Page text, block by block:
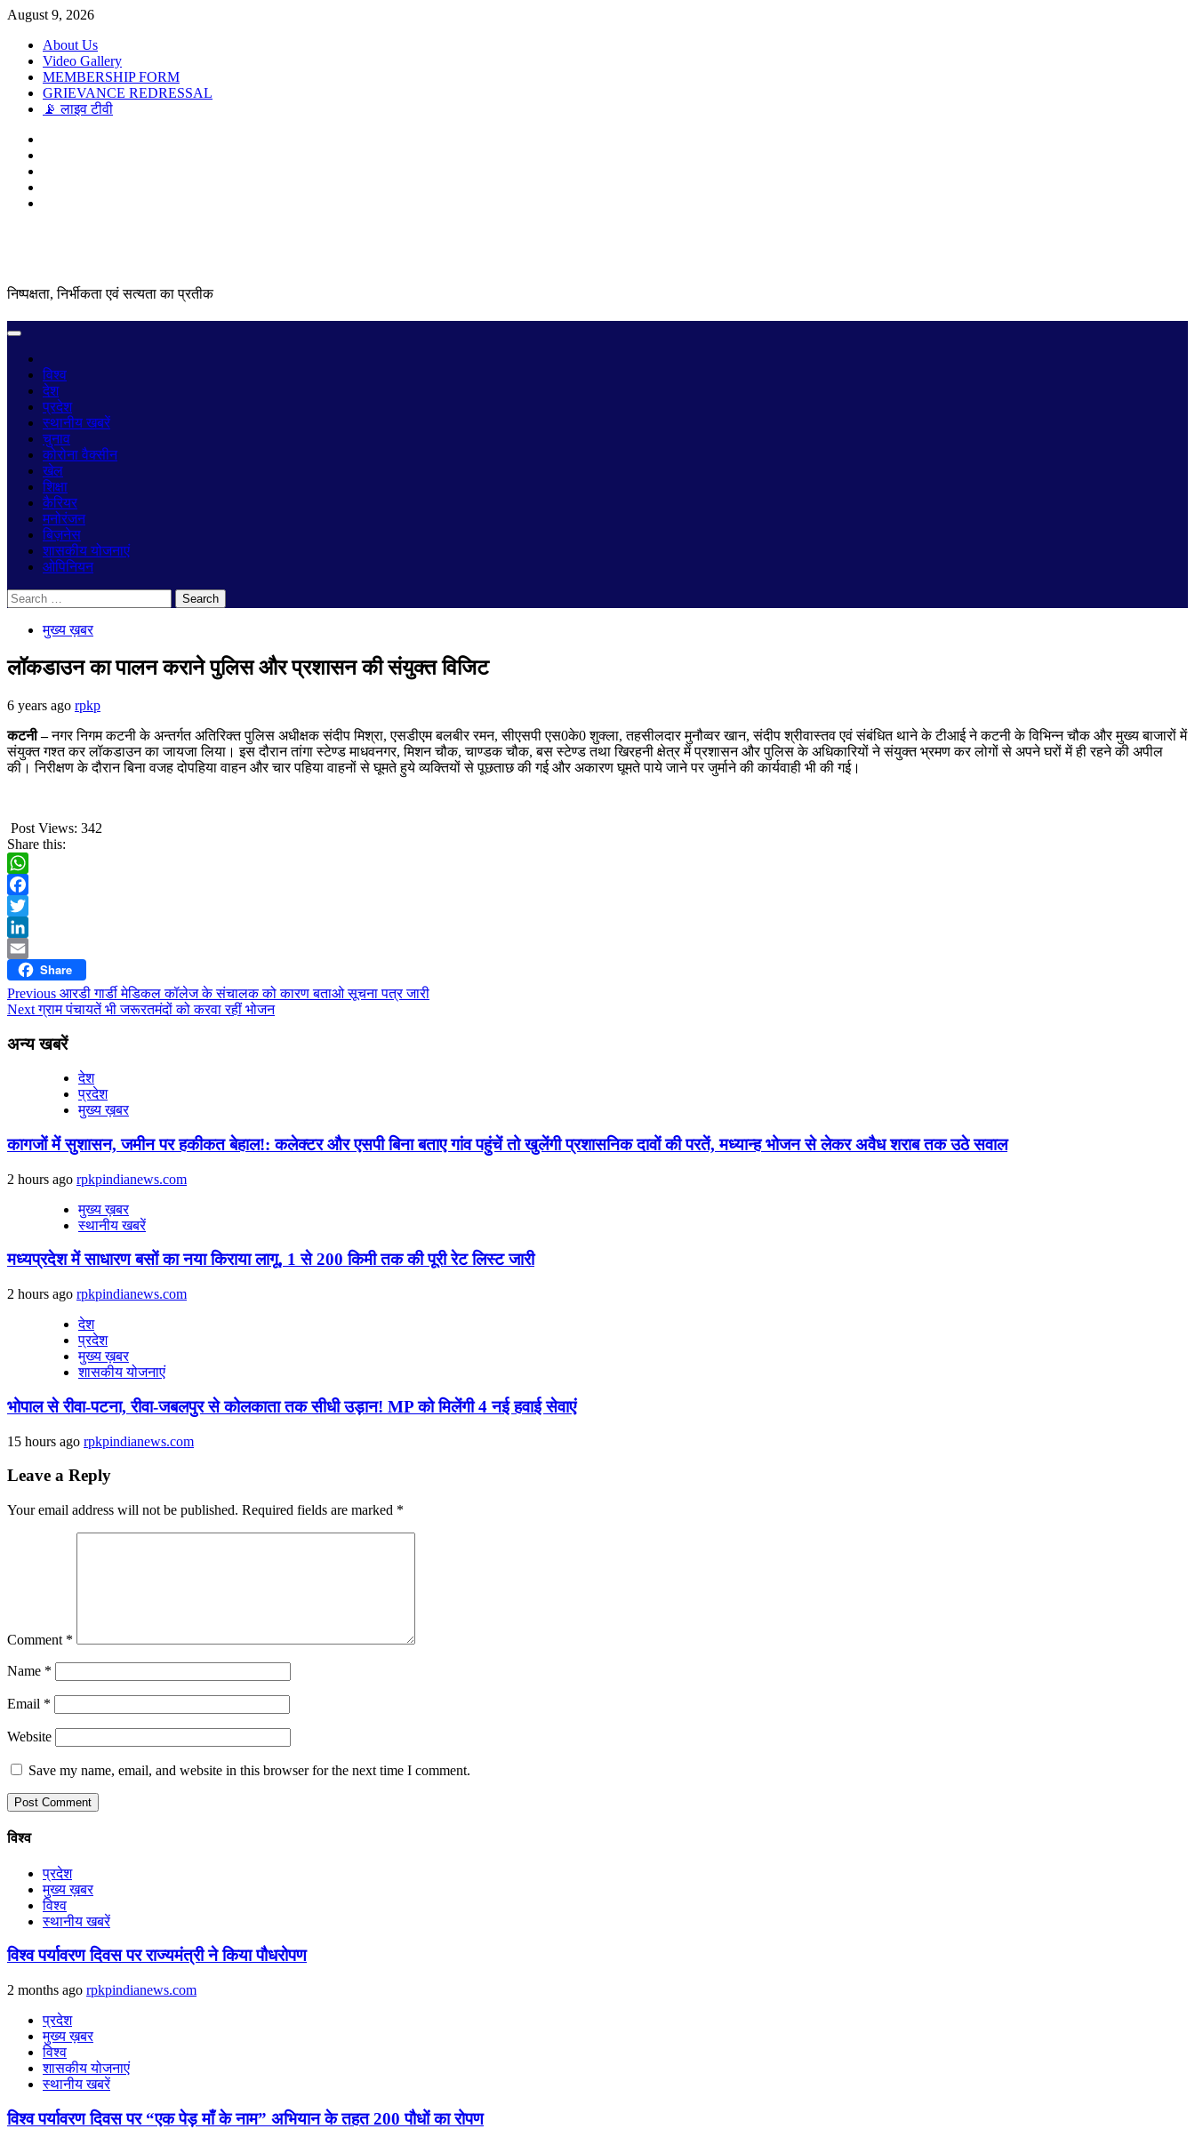
Skip
content
August 9, 2026
About Us
Video Gallery
MEMBERSHIP FORM
GRIEVANCE REDRESSAL
📡 लाइव टीवी
निष्पक्षता, निर्भीकता एवं सत्यता का प्रतीक
Primary
विश्व
देश
प्रदेश
स्थानीय खबरें
चुनाव
कोरोना वैक्सीन
खेल
शिक्षा
कैरियर
मनोरंजन
बिज़नेस
शासकीय योजनाएं
ओपिनियन
Search
for:
मुख्य ख़बर
लॉकडाउन का पालन कराने पुलिस और प्रशासन की संयुक्त विजिट
6 years ago rpkp
कटनी–नगर निगम कटनी के अन्तर्गत अतिरिक्त पुलिस अधीक्षक संदीप मिश्रा,एसडीएम बलबीर रमन,सीएसपी एस0के0शुक्ला,तहसीलदार मुनौव्वर खान,संदीप श्रीवास्तव एवं संबंधित थाने के टीआई ने कटनी के विभिन्न चौक और मुख्य बाजारों में
संयुक्त गश्त कर लॉकडाउन का जायजा लिया। इस दौरान तांगा स्टेण्ड माधवनगर,मिशन चौक,चाण्डक चौक,बस स्टेण्ड तथा खिरहनी क्षेत्र में प्रशासन और पुलिस के अधिकारियों ने संयुक्त भ्रमण कर लोगों से अपने घरों में ही रहने की अपील
की। निरीक्षण के दौरान बिना वजह दोपहिया वाहन और चार पहिया वाहनों से घूमते हुये व्यक्तियों से पूछताछ की गई और अकारण घूमते पाये जाने पर जुर्माने की कार्यवाही भी की गई।
Post Views: 342
Share this:
WhatsApp
Facebook
Twitter
LinkedIn
Email Share
Continue
Reading
Previous आरडी गार्डी मेडिकल कॉलेज के संचालक को कारण बताओ सूचना पत्र जारी
Nextग्राम पंचायतें भी जरूरतमंदों को करवा रहीं भोजन
अन्य खबरें
देश
प्रदेश
मुख्य ख़बर
कागजों में सुशासन, जमीन पर हकीकत बेहाल!: कलेक्टर और एसपी बिना बताए गांव पहुंचें तो खुलेंगी प्रशासनिक दावों की परतें, मध्यान्ह भोजन से लेकर अवैध शराब तक उठे सवाल
2 hours ago rpkpindianews.com
मुख्य ख़बर
स्थानीय खबरें
मध्यप्रदेश में साधारण बसों का नया किराया लागू, 1 से 200 किमी तक की पूरी रेट लिस्ट जारी
2 hours ago rpkpindianews.com
देश
प्रदेश
मुख्य ख़बर
शासकीय योजनाएं
भोपाल से रीवा-पटना, रीवा-जबलपुर से कोलकाता तक सीधी उड़ान! MP को मिलेंगी 4 नई हवाई सेवाएं
15 hours ago rpkpindianews.com
Leave a Reply
Your email address will not be published. Required fields are marked *
Comment *
Name *
Email *
Website
Save my name, email, and website in this browser for the next time I comment.
विश्व
प्रदेश
मुख्य ख़बर
विश्व
स्थानीय खबरें
विश्व पर्यावरण दिवस पर राज्यमंत्री ने किया पौधरोपण
2 months ago rpkpindianews.com
प्रदेश
मुख्य ख़बर
विश्व
शासकीय योजनाएं
स्थानीय खबरें
विश्व पर्यावरण दिवस पर “एक पेड़ माँ के नाम” अभियान के तहत 200 पौधों का रोपण